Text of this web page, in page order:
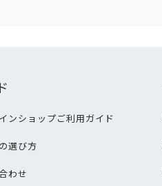
ンショップご利用ガイド
選び方
わせ